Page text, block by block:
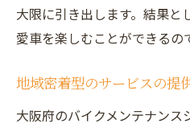
大限に引き出します。結果と
愛車を楽しむことができるの
地域密着型のサービスの提
大阪府のバイクメンテナン